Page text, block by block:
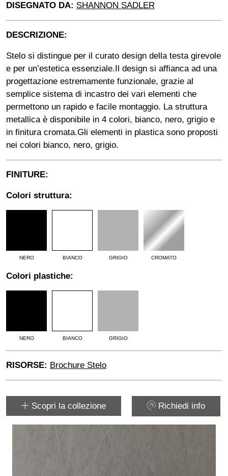
DISEGNATO DA: SHANNON SADLER
DESCRIZIONE:
Stelo si distingue per il curato design della testa girevole
e per un’estetica essenziale.Il design si affianca ad una
progettazione estremamente funzionale, grazie al
semplice sistema di incastro dei vari elementi che
permettono un rapido e facile montaggio. La struttura
metallica è disponibile in 4 colori, bianco, nero, grigio e
in finitura cromata.Gli elementi in plastica sono proposti
nei colori bianco, nero, grigio.
FINITURE:
Colori struttura:
NERO BIANCO GRIGIO CROMATO
Colori plastiche:
NERO BIANCO GRIGIO
RISORSE: Brochure Stelo
Scopri la collezione Richiedi info